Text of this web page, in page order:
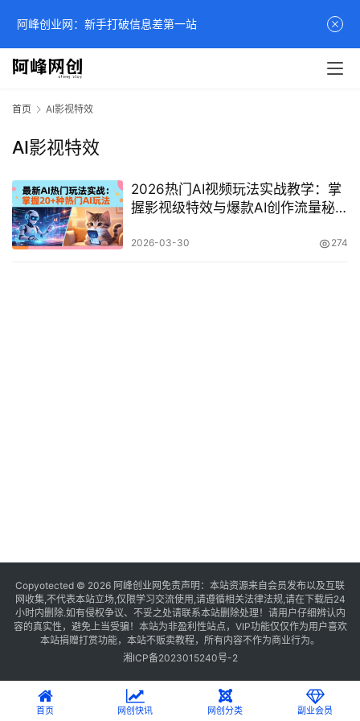
首页 AI影视特效
AI影视特效
2026热门AI视频玩法实战教学：掌
握影视级特效与爆款AI创作流量秘
2026-03-30 274
Copyotected © 2026 阿峰创业网 免责声明：本站资源来自会员发布以及互联
网收集,不代表本站立场,仅限学习交流使用,请遵循相关法律法规,请在下载后24
小时内删除.如有侵权争议、不妥之处请联系本站删除处理！请用户仔细辨认内
容的真实性，避免上当受骗！本站为非盈利性站点，VIP功能仅仅作为用户喜欢
本站捐赠打赏功能，本站不贩卖教程，所有内容不作为商业行为。
湘ICP备2023015240号-2
首页 网创快讯 网创分类 副业会员
阿峰创业网：新手打破信息差第一站